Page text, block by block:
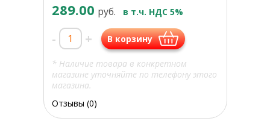
289.00 руб. в т.ч. НДС 5%
- + В корзину
* Наличие товара в конкретном
магазине уточняйте по телефону этого
магазина.
Отзывы (0)